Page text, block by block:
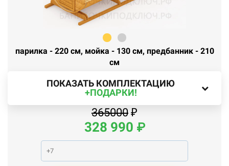
парилка - 220 см, мойка - 130 см, предбанник - 210
см
ПОКАЗАТЬ КОМПЛЕКТАЦИЮ
+ПОДАРКИ!
365000 ₽
328 990 ₽